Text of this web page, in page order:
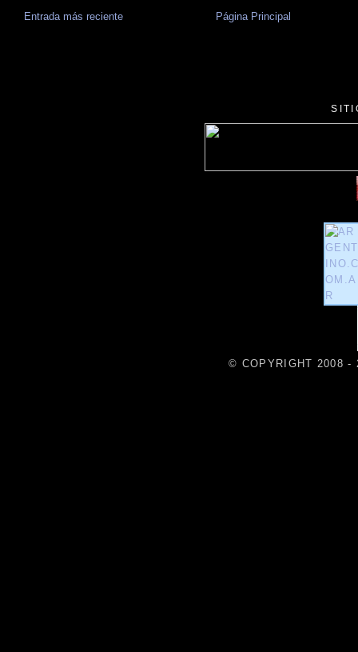
Entrada más reciente Página Principal
© COPYRIGHT 2008